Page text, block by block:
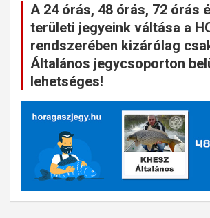
A 24 órás, 48 órás, 72 órás
területi jegyeink váltása a
rendszerében kizárólag
Általános jegycsoporton
lehetséges!